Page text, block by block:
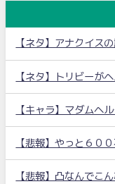
【ネタ】アナクイス
【ネタ】トリビーが
【キャラ】マダムヘ
【悲報】やっと６０
【悲報】凸なんでこ